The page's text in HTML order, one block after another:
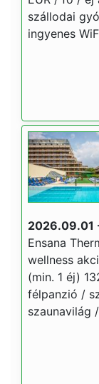
szállodai
ingyenes
2026.09.01
Ensana
wellness
(min. 1 éj)
félpanzió /
szaunavilág